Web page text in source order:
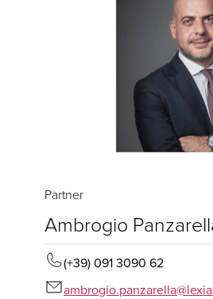
Partner
Ambrogio
(+39) 091 3090 62